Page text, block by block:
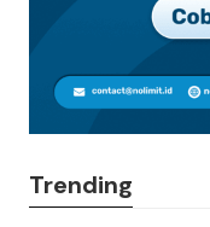
Trending